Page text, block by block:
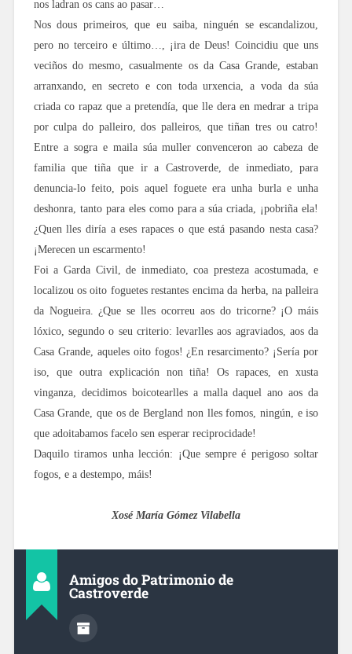
nos ladran os cans ao pasar…
Nos dous primeiros, que eu saiba, ninguén se escandalizou,
pero no terceiro e último…, ¡ira de Deus! Coincidiu que uns
veciños do mesmo, casualmente os da Casa Grande, estaban
arranxando, en secreto e con toda urxencia, a voda da súa
criada co rapaz que a pretendía, que lle dera en medrar a tripa
por culpa do palleiro, dos palleiros, que tiñan tres ou catro!
Entre a sogra e maila súa muller convenceron ao cabeza de
familia que tiña que ir a Castroverde, de inmediato, para
denuncia-lo feito, pois aquel foguete era unha burla e unha
deshonra, tanto para eles como para a súa criada, ¡pobriña ela!
¿Quen lles diría a eses rapaces o que está pasando nesta casa?
¡Merecen un escarmento!
Foi a Garda Civil, de inmediato, coa presteza acostumada, e
localizou os oito foguetes restantes encima da herba, na palleira
da Nogueira. ¿Que se lles ocorreu aos do tricorne? ¡O máis
lóxico, segundo o seu criterio: levarlles aos agraviados, aos da
Casa Grande, aqueles oito fogos! ¿En resarcimento? ¡Sería por
iso, que outra explicación non tiña! Os rapaces, en xusta
vinganza, decidimos boicotearlles a malla daquel ano aos da
Casa Grande, que os de Bergland non lles fomos, ningún, e iso
que adoitabamos facelo sen esperar reciprocidade!
Daquilo tiramos unha lección: ¡Que sempre é perigoso soltar
fogos, e a destempo, máis!
Xosé María Gómez Vilabella
Amigos do Patrimonio de
Castroverde